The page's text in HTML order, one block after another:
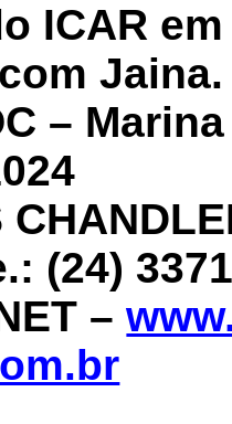
em
Jaina.
Marina
(24)
–